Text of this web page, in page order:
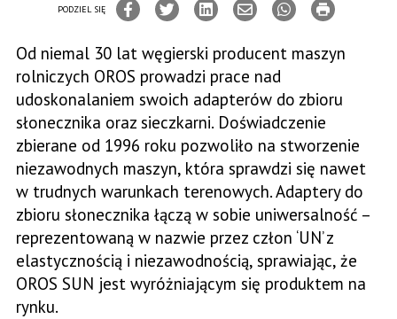
PODZIEL SIĘ
Od niemal 30 lat węgierski producent maszyn
rolniczych OROS prowadzi prace nad
udoskonalaniem swoich adapterów do zbioru
słonecznika oraz sieczkarni. Doświadczenie
zbierane od 1996 roku pozwoliło na stworzenie
niezawodnych maszyn, która sprawdzi się nawet
w trudnych warunkach terenowych. Adaptery do
zbioru słonecznika łączą w sobie uniwersalność –
reprezentowaną w nazwie przez człon ‘UN’ z
elastycznością i niezawodnością, sprawiając, że
OROS SUN jest wyróżniającym się produktem na
rynku.